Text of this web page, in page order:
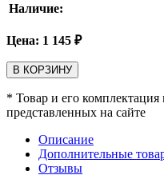
Наличие:
Цена: 1 145 ₽
В КОРЗИНУ
* Товар и его комплектация
представленных на сайте
Описание
Дополнительные
Отзывы